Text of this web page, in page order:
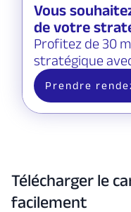
Vous
de votre
Profitez de 30
stratégique
Prendre
Télécharger le
facilement